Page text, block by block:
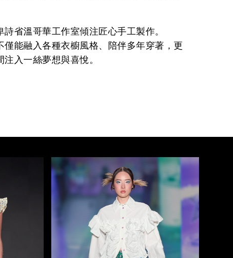
省溫哥華工作室傾注匠心手工製作。
能融入各種衣櫥風格、陪伴多年穿著，更
入一絲夢想與喜悅。